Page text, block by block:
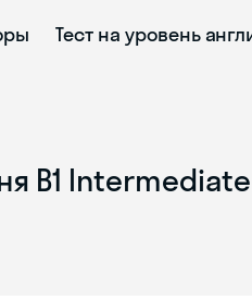
Тест на уровень
B1